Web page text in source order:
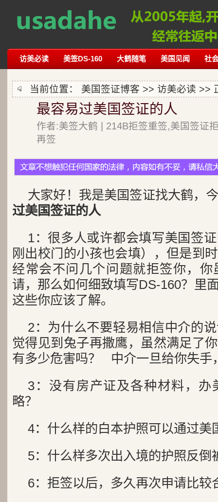
访美必读 美签DS-160 大鹤随笔 美国见闻 社
当前位置： 美国签证博客 >> 访美必读 >>
最容易过美国签证的人
作者:美签大鹤 | 214B拒签重签,美国签证
再签
大家好！我是美国签证找大鹤，
过美国签证的人
1：很多人或许都会填写美国签
刚出校门的小孩也会填），但是到
经常会不问几个问题就拒签你，
请，那么如何细致填写DS-160？里
这些你应该了解。
2：为什么不要轻易相信中介的
觉得见到兔子再撒鹰，虽然满足了
有多少危害吗？ 中介一旦给你失
3：没有房产证及各种材料，办
略？
4：什么样的白本护照可以通
5：什么样多次出入境的护照
6：拒签以后，多久再次申请